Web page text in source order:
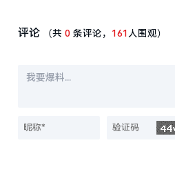
评论 （共0 条评论， 161 人围观）